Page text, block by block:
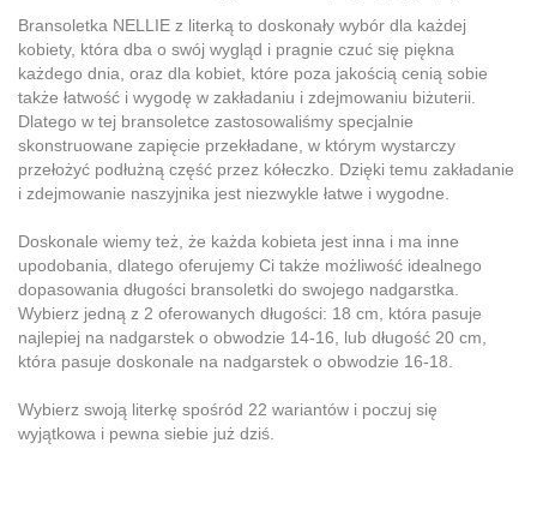
Bransoletka NELLIE z literką to doskonały wybór dla każdej
kobiety, która dba o swój wygląd i pragnie czuć się piękna
każdego dnia, oraz dla kobiet, które poza jakością cenią sobie
także łatwość i wygodę w zakładaniu i zdejmowaniu biżuterii.
Dlatego w tej bransoletce zastosowaliśmy specjalnie
skonstruowane zapięcie przekładane, w którym wystarczy
przełożyć podłużną część przez kółeczko. Dzięki temu zakładanie
i zdejmowanie naszyjnika jest niezwykle łatwe i wygodne.
Doskonale wiemy też, że każda kobieta jest inna i ma inne
upodobania, dlatego oferujemy Ci także możliwość idealnego
dopasowania długości bransoletki do swojego nadgarstka.
Wybierz jedną z 2 oferowanych długości: 18 cm, która pasuje
najlepiej na nadgarstek o obwodzie 14-16, lub długość 20 cm,
która pasuje doskonale na nadgarstek o obwodzie 16-18.
Wybierz swoją literkę spośród 22 wariantów i poczuj się
wyjątkowa i pewna siebie już dziś.